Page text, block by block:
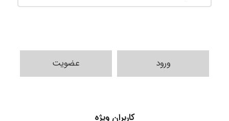
ورود عضویت
کاربران ویژه